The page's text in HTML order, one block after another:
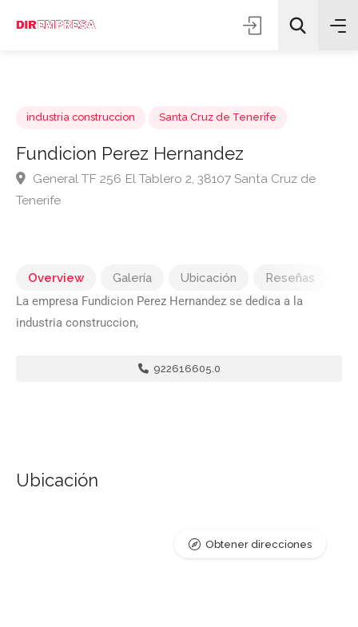
Todas las categorías
Fundicion Perez Hernandez
General TF 256 El Tablero 2, 38107 Santa Cruz de
Overview Galería Ubicación
Reseñas
La empresa Fundicion Perez Hernandez se dedica a la
industria construccion,
922616605.0
Ubicación
Obtener direcciones